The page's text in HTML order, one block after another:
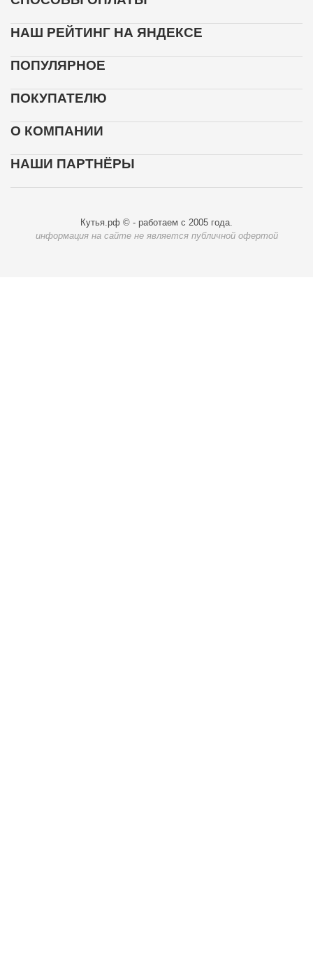
НАШ РЕЙТИНГ НА ЯНДЕКСЕ
ПОПУЛЯРНОЕ
ПОКУПАТЕЛЮ
О КОМПАНИИ
НАШИ ПАРТНЁРЫ
Кутья.рф © - работаем с 2005 года.
информация на сайте не является публичной офертой